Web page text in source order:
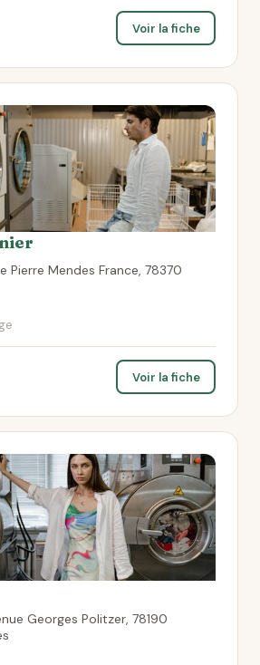
Voir la fiche
Pierre Mendes France, 78370
Voir la fiche
Georges Politzer, 78190